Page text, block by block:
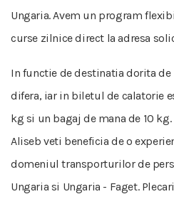
Ungaria. Avem un program
curse zilnice direct la adresa
In functie de destinatia dorita
difera, iar in biletul de calatorie
kg si un bagaj de mana de 10
Aliseb veti beneficia de o
domeniul transporturilor de
Ungaria si Ungaria - Faget.